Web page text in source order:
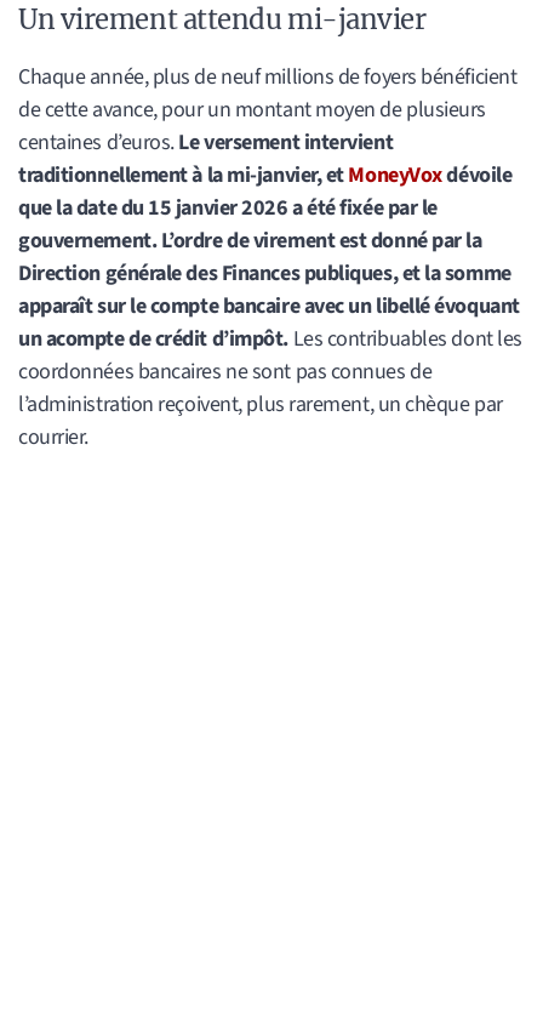
Un virement attendu mi-janvier
Chaque année, plus de neuf millions de foyers bénéficient
de cette avance, pour un montant moyen de plusieurs
centaines d’euros.Le versement intervient
traditionnellement à la mi-janvier, etMoneyVoxdévoile
que la date du 15 janvier 2026 a été fixée par le
gouvernement. L’ordre de virement est donné par la
Direction générale des Finances publiques, et la somme
apparaît sur le compte bancaire avec un libellé évoquant
un acompte de crédit d’impôt. Les contribuables dont les
coordonnées bancaires ne sont pas connues de
l’administration reçoivent, plus rarement, un chèque par
courrier.